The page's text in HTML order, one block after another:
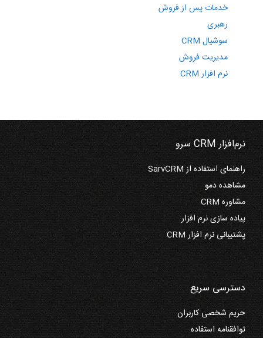
خدمات پس از فروش
رهبری
سوشیال CRM
مدیریت فروش
نرم افزار CRM
نرم‌افزار CRM سرو
راهنمای استفاده از SarvCRM
مشاهده دمو
مشاوره CRM
پیاده سازی نرم افزار
پشتیبانی نرم افزار CRM
دسترسی سریع
حریم شخصی کاربران
توافقنامه استفاده